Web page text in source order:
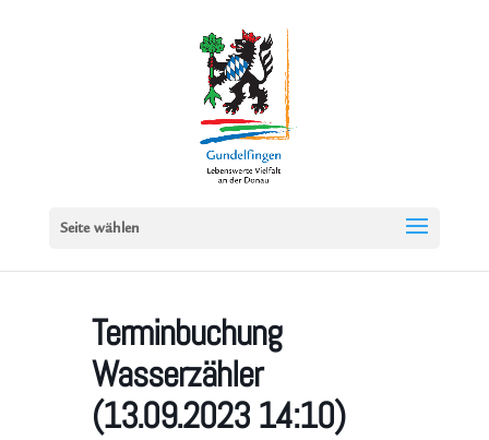
Seite wählen
Terminbuchung
Wasserzähler
(13.09.2023 14:10)